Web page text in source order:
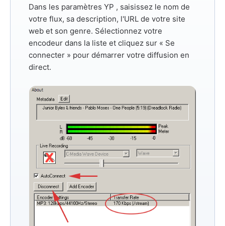
Dans les paramètres YP , saisissez le nom de
votre flux, sa description, l'URL de votre site
web et son genre. Sélectionnez votre
encodeur dans la liste et cliquez sur « Se
connecter » pour démarrer votre diffusion en
direct.